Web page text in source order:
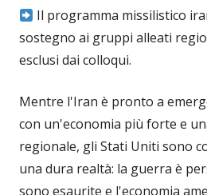
Il programma missilistico
sostegno ai gruppi alleati
esclusi dai colloqui.
Mentre l'Iran è pronto a
con un'economia più forte e
regionale, gli Stati Uniti sono
una dura realtà: la guerra è
sono esaurite e l'economia